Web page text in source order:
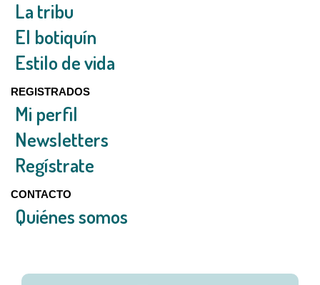
La tribu
El botiquín
Estilo de vida
REGISTRADOS
Mi perfil
Newsletters
Regístrate
CONTACTO
Quiénes somos